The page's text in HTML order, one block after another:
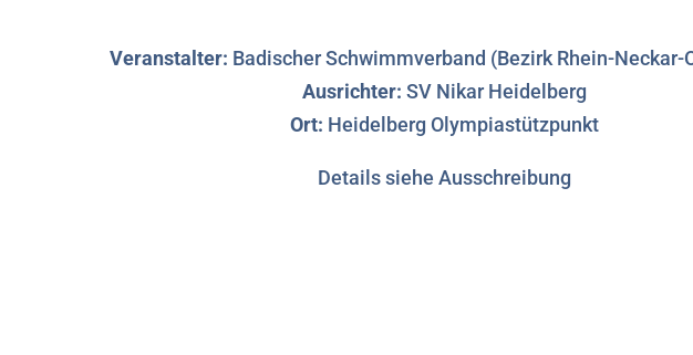
Veranstalter: Badischer Schwimmverband (Bezirk Rhein-Neckar-
Ausrichter: SV Nikar Heidelberg
Ort: Heidelberg Olympiastützpunkt
Details siehe Ausschreibung